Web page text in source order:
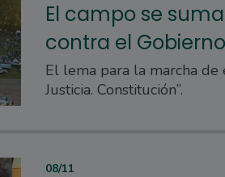
El campo se
contra el Gobierno
El lema para la marcha de
Justicia. Constitución”.
08/11